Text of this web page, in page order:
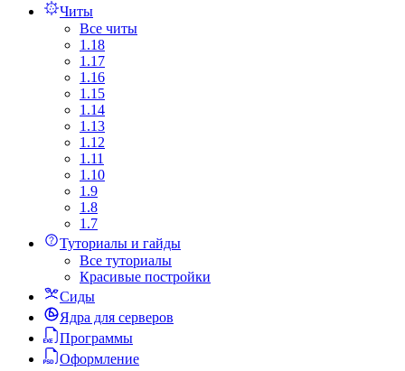
Читы
Все читы
1.18
1.17
1.16
1.15
1.14
1.13
1.12
1.11
1.10
1.9
1.8
1.7
Туториалы и гайды
Все туториалы
Красивые постройки
Сиды
Ядра для серверов
Программы
Оформление